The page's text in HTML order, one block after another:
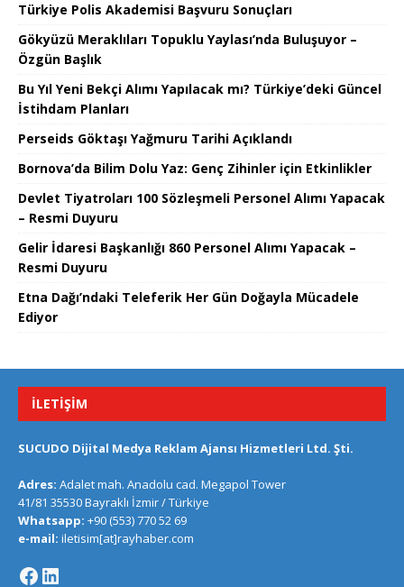
Türkiye Polis Akademisi Başvuru Sonuçları
Gökyüzü Meraklıları Topuklu Yaylası’nda Buluşuyor –
Özgün Başlık
Bu Yıl Yeni Bekçi Alımı Yapılacak mı? Türkiye’deki Güncel
İstihdam Planları
Perseids Göktaşı Yağmuru Tarihi Açıklandı
Bornova’da Bilim Dolu Yaz: Genç Zihinler için Etkinlikler
Devlet Tiyatroları 100 Sözleşmeli Personel Alımı Yapacak
– Resmi Duyuru
Gelir İdaresi Başkanlığı 860 Personel Alımı Yapacak –
Resmi Duyuru
Etna Dağı’ndaki Teleferik Her Gün Doğayla Mücadele
Ediyor
İLETIŞIM
SUCUDO Dijital Medya Reklam Ajansı Hizmetleri Ltd. Şti.
Adres: Adalet mah. Anadolu cad. Megapol Tower
41/81 35530 Bayraklı İzmir / Türkiye
Whatsapp: +90 (553) 770 52 69
e-mail: iletisim[at]rayhaber.com